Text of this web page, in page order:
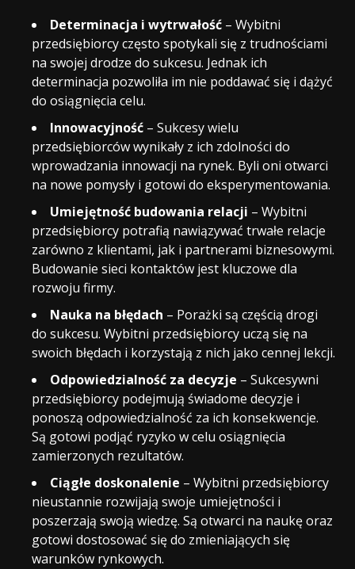
Determinacja i wytrwałość – Wybitni
przedsiębiorcy często spotykali się z trudnościami
na swojej drodze do sukcesu. Jednak ich
determinacja pozwoliła im nie poddawać się i dążyć
do osiągnięcia celu.
Innowacyjność – Sukcesy wielu
przedsiębiorców wynikały z ich zdolności do
wprowadzania innowacji na rynek. Byli oni otwarci
na nowe pomysły i gotowi do eksperymentowania.
Umiejętność budowania relacji – Wybitni
przedsiębiorcy potrafią nawiązywać trwałe relacje
zarówno z klientami, jak i partnerami biznesowymi.
Budowanie sieci kontaktów jest kluczowe dla
rozwoju firmy.
Nauka na błędach – Porażki są częścią drogi
do sukcesu. Wybitni przedsiębiorcy uczą się na
swoich błędach i korzystają z nich jako cennej lekcji.
Odpowiedzialność za decyzje – Sukcesywni
przedsiębiorcy podejmują świadome decyzje i
ponoszą odpowiedzialność za ich konsekwencje.
Są gotowi podjąć ryzyko w celu osiągnięcia
zamierzonych rezultatów.
Ciągłe doskonalenie – Wybitni przedsiębiorcy
nieustannie rozwijają swoje umiejętności i
poszerzają swoją wiedzę. Są otwarci na naukę oraz
gotowi dostosować się do zmieniających się
warunków rynkowych.